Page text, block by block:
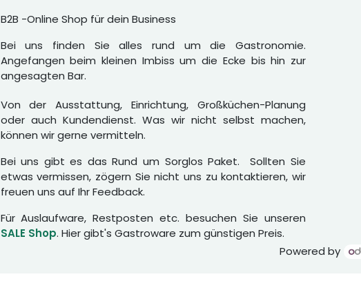
B2B -Online Shop für dein Business
Bei uns finden Sie alles rund um die Gastronomie.
Angefangen beim kleinen Imbiss um die Ecke bis hin zur
angesagten Bar.
Von der Ausstattung, Einrichtung, Großküchen-Planung
oder auch Kundendienst. Was wir nicht selbst machen,
können wir gerne vermitteln.
Bei uns gibt es das Rund um Sorglos Paket. Sollten Sie
etwas vermissen, zögern Sie nicht uns zu kontaktieren, wir
freuen uns auf Ihr Feedback.
Für Auslaufware, Restposten etc. besuchen Sie unseren
SALE Shop. Hier gibt's Gastroware zum günstigen Preis.
Powered by